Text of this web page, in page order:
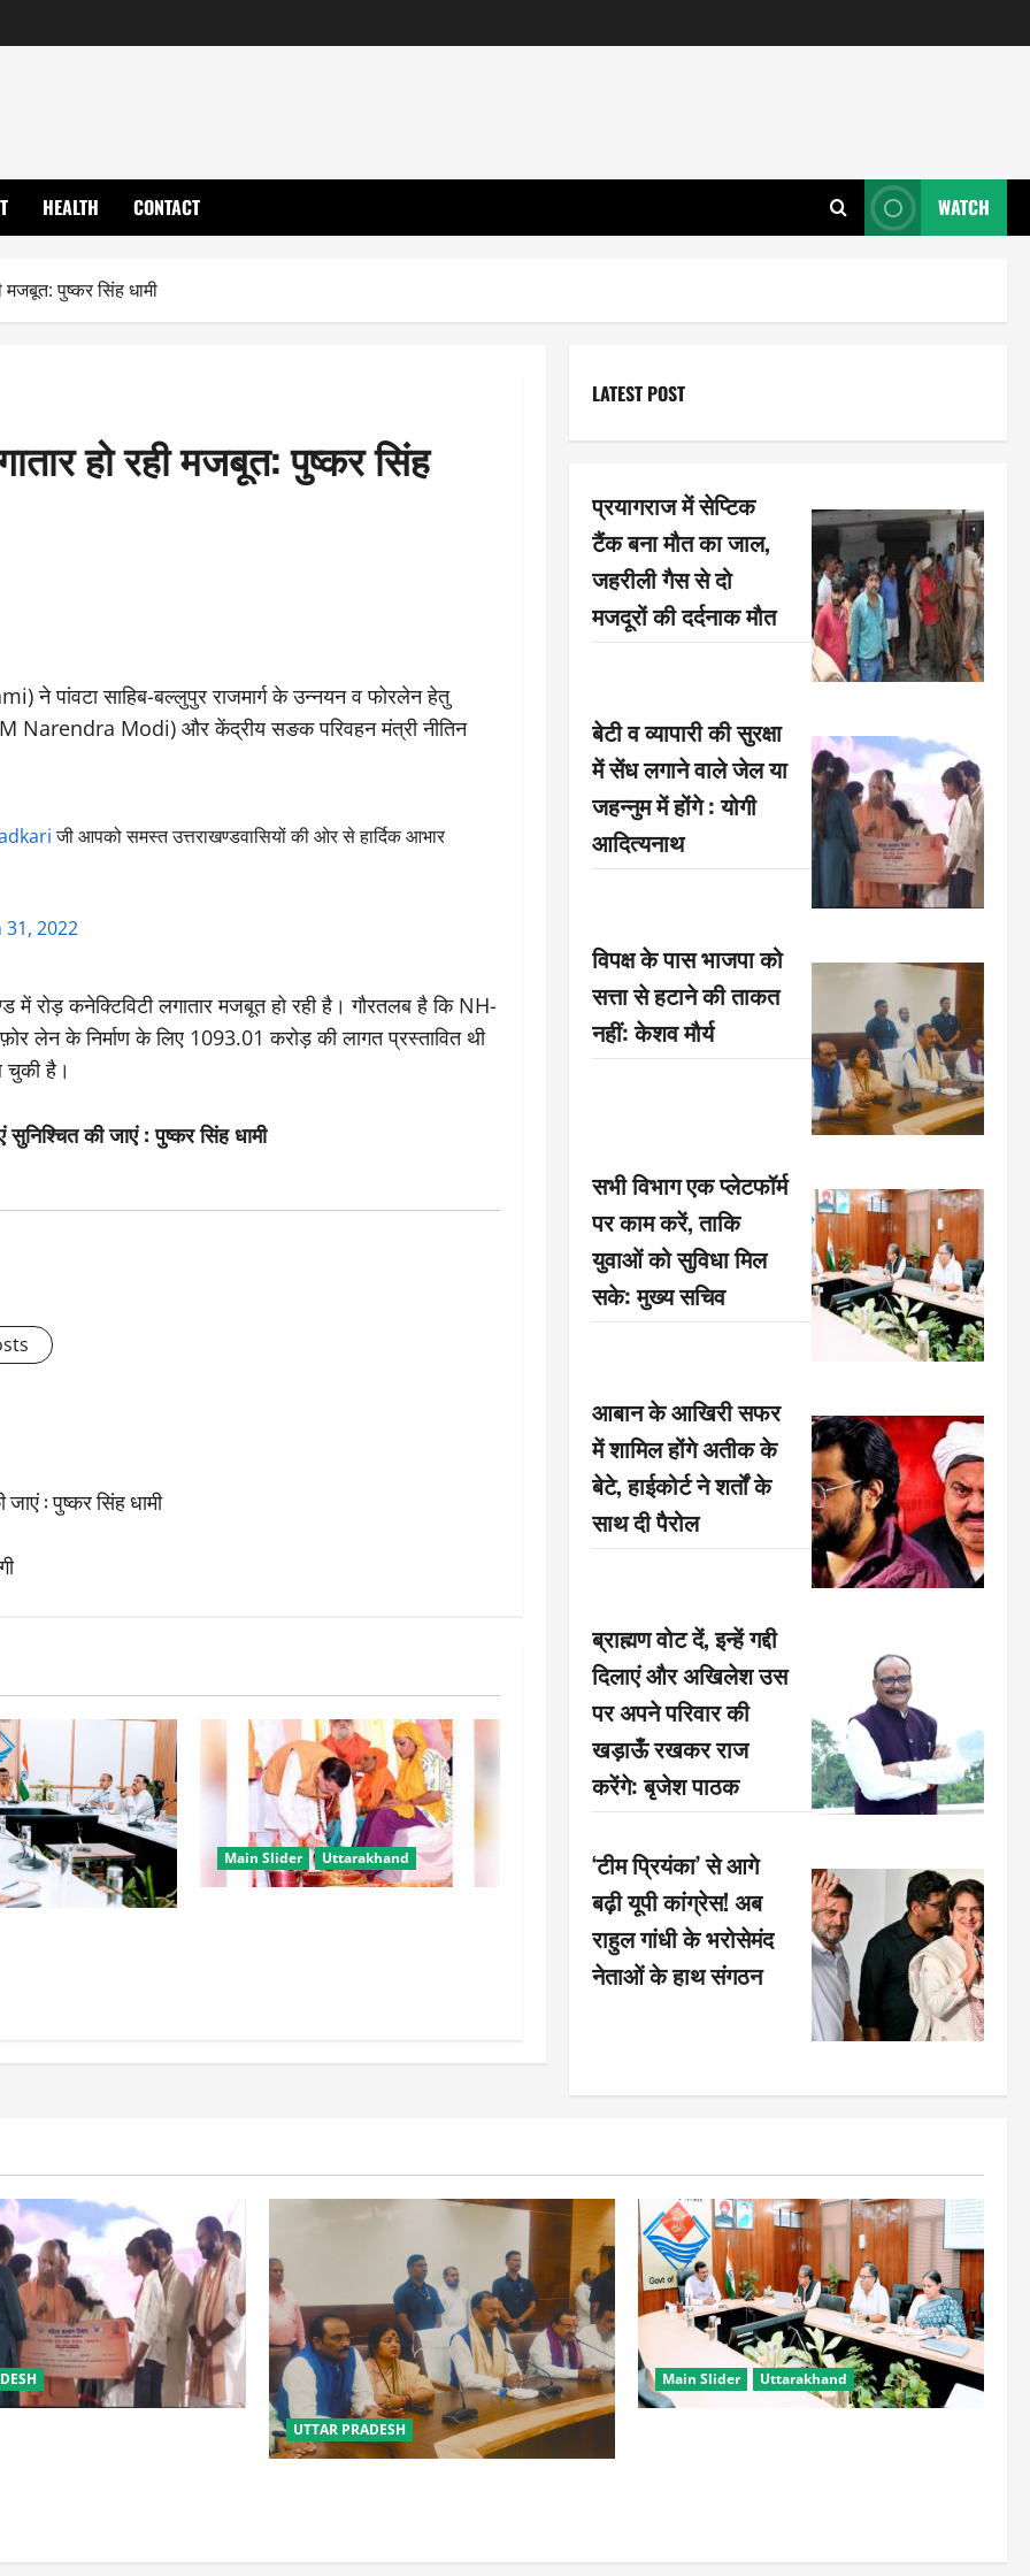
HEALTH CONTACT WATCH
मजबूत: पुष्कर सिंह धामी
हो रही मजबूत: पुष्कर सिंह
ने पांवटा साहिब-बल्लुपुर राजमार्ग के उन्नयन व फोरलेन हेतु
(PM Narendra Modi) और केंद्रीय सङक परिवहन मंत्री नीतिन
जी आपको समस्त उत्तराखण्डवासियों की ओर से हार्दिक आभार
31, 2022
रोड़ कनेक्टिविटी लगातार मजबूत हो रही है। गौरतलब है कि NH-
लेन के निर्माण के लिए 1093.01 करोड़ की लागत प्रस्तावित थी
चुकी है।
की जाएं : पुष्कर सिंह धामी
: पुष्कर सिंह धामी
Main Slider Uttarakhand
LATEST POST
प्रयागराज में सेप्टिक
टैंक बना मौत का जाल,
जहरीली गैस से दो
मजदूरों की दर्दनाक मौत
बेटी व व्यापारी की सुरक्षा
में सेंध लगाने वाले जेल या
जहन्नुम में होंगे : योगी
आदित्यनाथ
विपक्ष के पास भाजपा को
सत्ता से हटाने की ताकत
नहीं: केशव मौर्य
सभी विभाग एक प्लेटफॉर्म
पर काम करें, ताकि
युवाओं को सुविधा मिल
सके: मुख्य सचिव
आबान के आखिरी सफर
में शामिल होंगे अतीक के
बेटे, हाईकोर्ट ने शर्तों के
साथ दी पैरोल
ब्राह्मण वोट दें, इन्हें गद्दी
दिलाएं और अखिलेश उस
पर अपने परिवार की
खड़ाऊँ रखकर राज
करेंगे: बृजेश पाठक
‘टीम प्रियंका’ से आगे
बढ़ी यूपी कांग्रेस! अब
राहुल गांधी के भरोसेमंद
नेताओं के हाथ संगठन
UTTAR PRADESH
Main Slider Uttarakhand